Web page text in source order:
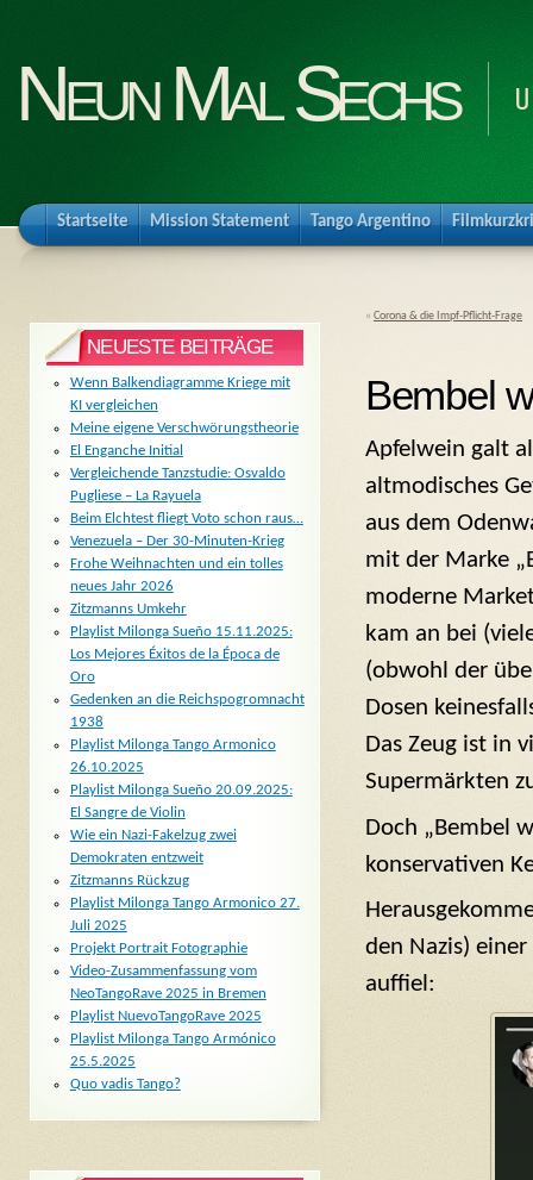
Neun Mal Sechs
Startseite Mission Statement Tango Argentino
« Corona & die Impf-Pflicht-Frage
Bembel
Apfelwein galt
altmodisches
aus dem
mit der Marke
moderne
kam an bei
(obwohl der
Dosen
Das Zeug ist in
Supermärkten
Doch „Bembel
konservativen
den Nazis)
auffiel:
NEUESTE BEITRÄGE
Wenn Balkendiagramme Kriege mit
KI vergleichen
Meine eigene Verschwörungstheorie
El Enganche Initial
Vergleichende Tanzstudie: Osvaldo
Pugliese – La Rayuela
Beim Elchtest fliegt Voto schon raus…
Venezuela – Der 30-Minuten-Krieg
Frohe Weihnachten und ein tolles
neues Jahr 2026
Zitzmanns Umkehr
Playlist Milonga Sueño 15.11.2025:
Los Mejores Éxitos de la Época de
Oro
Gedenken an die Reichspogromnacht
1938
Playlist Milonga Tango Armonico
26.10.2025
Playlist Milonga Sueño 20.09.2025:
El Sangre de Violin
Wie ein Nazi-Fakelzug zwei
Demokraten entzweit
Zitzmanns Rückzug
Playlist Milonga Tango Armonico 27.
Juli 2025
Projekt Portrait Fotographie
Video-Zusammenfassung vom
NeoTangoRave 2025 in Bremen
Playlist NuevoTangoRave 2025
Playlist Milonga Tango Armónico
25.5.2025
Quo vadis Tango?